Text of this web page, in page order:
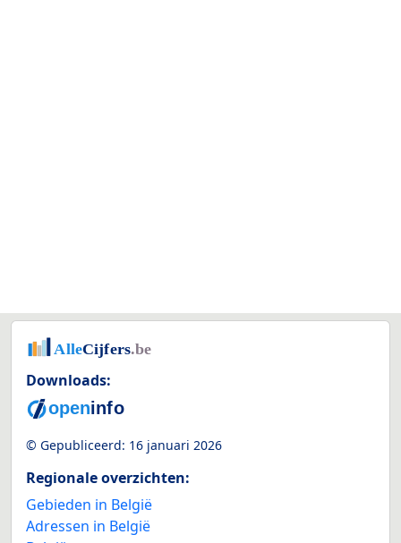
Downloads:
© Gepubliceerd: 16 januari 2026
Regionale overzichten:
Gebieden in België
Adressen in België